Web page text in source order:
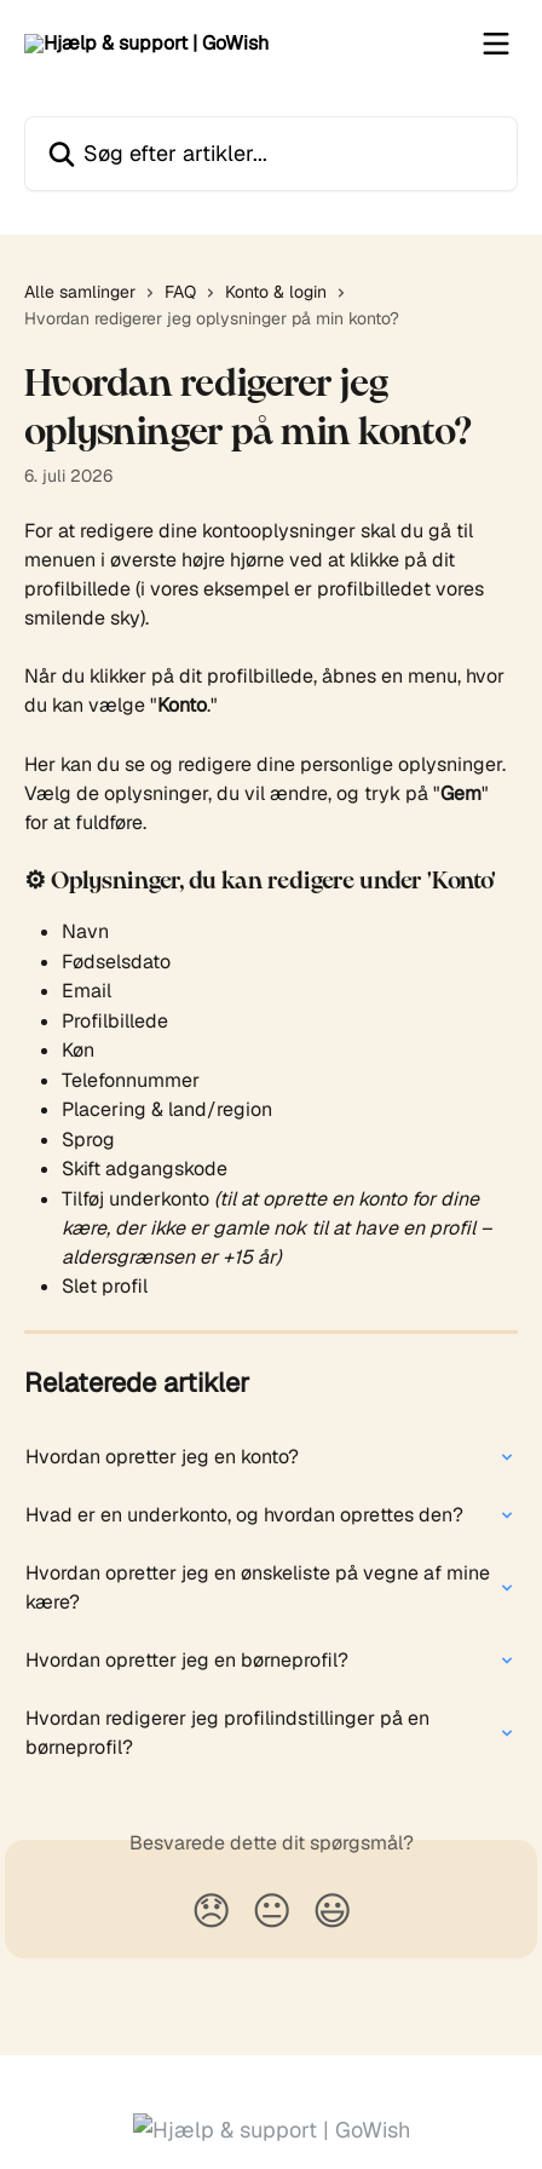
Alle samlinger FAQ
Konto & login
Hvordan redigerer jeg oplysninger på min konto?
Hvordan redigerer jeg
oplysninger på min konto?
6. juli 2026
For at redigere dine kontooplysninger skal du gå til
menuen i øverste højre hjørne ved at klikke på dit
profilbillede (i vores eksempel er profilbilledet vores
smilende sky).
Når du klikker på dit profilbillede, åbnes en menu, hvor
du kan vælge "Konto."
Her kan du se og redigere dine personlige oplysninger.
Vælg de oplysninger, du vil ændre, og tryk på "Gem"
for at fuldføre.
⚙️ Oplysninger, du kan redigere under 'Konto'
Navn
Fødselsdato
Email
Profilbillede
Køn
Telefonnummer
Placering & land/region
Sprog
Skift adgangskode
Tilføj underkonto (til at oprette en konto for dine
kære, der ikke er gamle nok til at have en profil –
aldersgrænsen er +15 år)
Slet profil
Relaterede artikler
Hvordan opretter jeg en konto?
Hvad er en underkonto, og hvordan oprettes den?
Hvordan opretter jeg en ønskeliste på vegne af mine
kære?
Hvordan opretter jeg en børneprofil?
Hvordan redigerer jeg profilindstillinger på en
børneprofil?
Besvarede dette dit spørgsmål?
😞 😐 😃